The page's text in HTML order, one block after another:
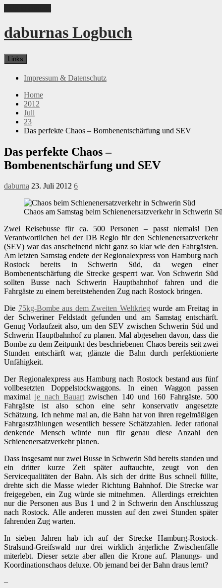
daburnas Logbuch
Links
Impressum & Datenschutz
Home
2012
Juli
23
Das perfekte Chaos – Bombenentschärfung und SEV
Das perfekte Chaos –
Bombenentschärfung und SEV
daburna 23. Juli 2012 6
Chaos am Samstag beim Schienenersatzverkehr in Schwerin
Zwei Reisebusse für ca. 500 Personen – passt niemals! Den
Verantwortlichen bei der DB Regio für den Schienenersatzverkehr
(SEV) war das anscheinend nicht ganz so klar wie den Fahrgästen.
Am letzten Samstag endete der Regionalexpress von Hamburg nach
Rostock bereits in Schwerin Süd, da wegen einer
Bombenentschärfung die Strecke gesperrt war. Von Schwerin Süd
sollten Busse nach Schwerin Hauptbahnhof fahren und die
Fahrgäste zu einem bereitstehenden Zug nach Rostock bringen.
Die 75kg-Bombe aus dem Zweiten Weltkriegwurde am Freitag in
der Schweriner Feldstadt gefunden und am Samstag entschärft.
Genug Vorlaufzeit also, um den SEV zwischen Schwerin Süd und
Schwerin Hauptbahnhof zu planen. Mal abgesehen davon, dass die
Bombe zu dem Zeitpunkt des beschriebenen Chaos bereits seit zwei
Stunden entschärft war, glänzte die Bahn durch perfektionierte
Unfähigkeit.
Der Regionalexpress aus Hamburg nach Rostock bestand aus fünf
vollbesetzten Doppelstockwaggons. In einen Waggon passen
maximal je nach Bauartzwischen 140 und 160 Fahrgäste. 500
Fahrgäste ist also schon eine sehr konservativ angesetzte
Schätzung. Ich nehme mal an, die Bahn hat von ihren regelmäßigen
Fahrgastzählungen wesentlich bessere Schätzzahlen. Jeder rational
denkende Mensch würde nun für genau diese Anzahl den
Schienenersatzverkehr planen.
Dass insgesamt nur zwei Busse in Schwerin Süd bereits standen und
ein dritter kurze Zeit später auftauchte, zeugt von den
Servicequalitäten der Bahn. Als sich der dritte Bus schnell füllte,
drehte sich die Masse wieder Richtung Bahnhof. Die Strecke war
freigegeben, ein Zug würde sie mitnehmen. Allerdings erreichten
nur die Personen aus Bus 1 und 2 in Schwerin den Anschlusszug
nach Rostock. Alle anderen mussten auf den zwei Stunden später
fahrenden Zug warten.
In sieben Jahren hab ich auf der Strecke Hamburg-Rostock-
Stralsund-Greifswald nur drei wirklich ärgerliche Zwischenfälle
miterlebt. Dieser setzte aber allen die Krone auf. Planungs- und
Koordinationschaos deluxe. Ob jemand bei der Bahn draus lernt?
–